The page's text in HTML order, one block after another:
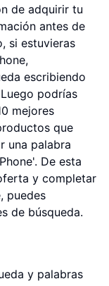
de adquirir tu
antes de
si estuvieras
escribiendo
podrías
mejores
que
una palabra
De esta
y completar
puedes
de búsqueda.